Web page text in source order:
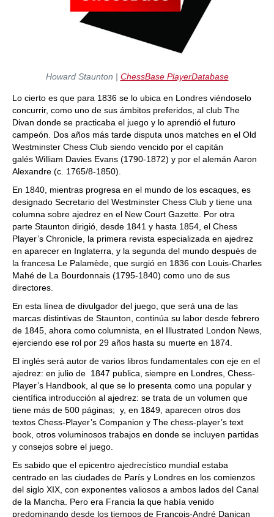
Howard Staunton | ChessBase PlayerDatabase
Lo cierto es que para 1836 se lo ubica en Londres viéndoselo
concurrir, como uno de sus ámbitos preferidos, al club The
Divan donde se practicaba el juego y lo aprendió el futuro
campeón. Dos años más tarde disputa unos matches en el Old
Westminster Chess Club siendo vencido por el capitán
galés William Davies Evans (1790-1872) y por el alemán Aaron
Alexandre (c. 1765/8-1850).
En 1840, mientras progresa en el mundo de los escaques, es
designado Secretario del Westminster Chess Club y tiene una
columna sobre ajedrez en el New Court Gazette. Por otra
parte Staunton dirigió, desde 1841 y hasta 1854, el Chess
Player’s Chronicle, la primera revista especializada en ajedrez
en aparecer en Inglaterra, y la segunda del mundo después de
la francesa Le Palamède, que surgió en 1836 con Louis-Charles
Mahé de La Bourdonnais (1795-1840) como uno de sus
directores.
En esta línea de divulgador del juego, que será una de las
marcas distintivas de Staunton, continúa su labor desde febrero
de 1845, ahora como columnista, en el Illustrated London News,
ejerciendo ese rol por 29 años hasta su muerte en 1874.
El inglés será autor de varios libros fundamentales con eje en el
ajedrez: en julio de 1847 publica, siempre en Londres, Chess-
Player’s Handbook, al que se lo presenta como una popular y
científica introducción al ajedrez: se trata de un volumen que
tiene más de 500 páginas; y, en 1849, aparecen otros dos
textos Chess-Player’s Companion y The chess-player’s text
book, otros voluminosos trabajos en donde se incluyen partidas
y consejos sobre el juego.
Es sabido que el epicentro ajedrecístico mundial estaba
centrado en las ciudades de París y Londres en los comienzos
del siglo XIX, con exponentes valiosos a ambos lados del Canal
de la Mancha. Pero era Francia la que había venido
predominando desde los tiempos de François-André Danican